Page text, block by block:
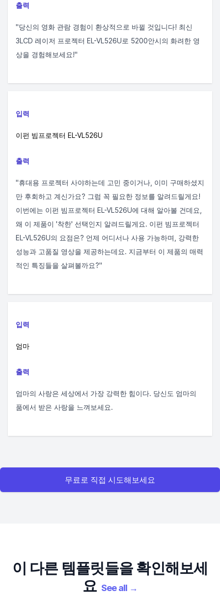
출력
"당신의 영화 관람 경험이 환상적으로 바뀔 것입니다! 최신
3LCD 레이저 프로젝터 EL-VL526U로 5200안시의 화려한 영
상을 경험해보세요!"
입력
이펀 빔프로젝터 EL-VL526U
출력
"휴대용 프로젝터 사야하는데 고민 중이거나, 이미 구매하셨지
만 후회하고 계신가요? 그럼 꼭 필요한 정보를 알려드릴게요!
이번에는 이펀 빔프로젝터 EL-VL526U에 대해 알아볼 건데요,
왜 이 제품이 '착한' 선택인지 알려드릴게요. 이펀 빔프로젝터
EL-VL526U의 요점은? 언제 어디서나 사용 가능하며, 강력한
성능과 고품질 영상을 제공하는데요. 지금부터 이 제품의 매력
적인 특징들을 살펴볼까요?"
입력
엄마
출력
엄마의 사랑은 세상에서 가장 강력한 힘이다. 당신도 엄마의
품에서 받은 사랑을 느껴보세요.
무료로 직접 시도해보세요
이 다른 템플릿들을 확인해보세
요 See all →